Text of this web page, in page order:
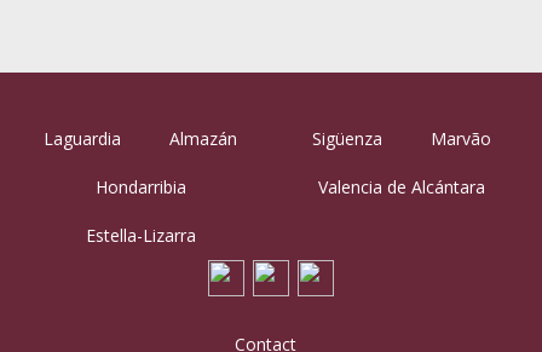
Laguardia Almazán
Hondarribia
Estella-Lizarra
Sigüenza Marvão
Valencia de Alcántara
Contact